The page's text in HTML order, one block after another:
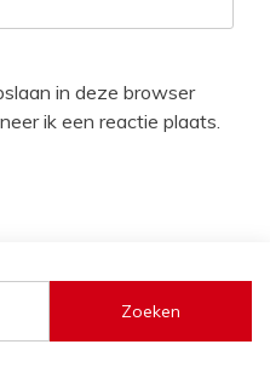
in deze browser
ik een reactie plaats.
Zoeken